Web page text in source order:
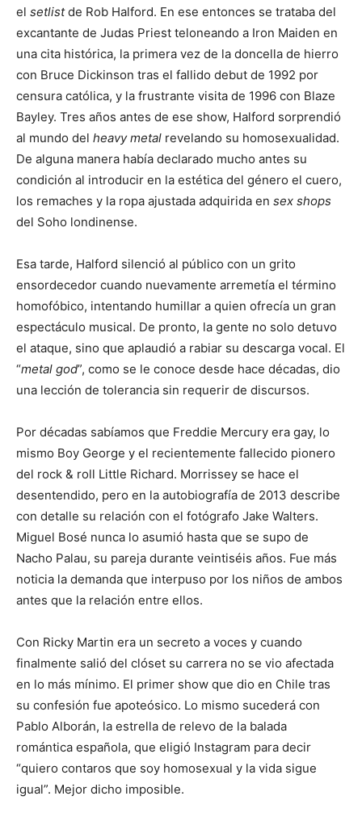
el setlistde Rob Halford. En ese entonces se trataba del
excantante de Judas Priest teloneando a Iron Maiden en
una cita histórica, la primera vez de la doncella de hierro
con Bruce Dickinson tras el fallido debut de 1992 por
censura católica, y la frustrante visita de 1996 con Blaze
Bayley. Tres años antes de ese show, Halford sorprendió
al mundo del heavy metal revelando su homosexualidad.
De alguna manera había declarado mucho antes su
condición al introducir en la estética del género el cuero,
los remaches y la ropa ajustada adquirida en sex shops
del Soho londinense.
Esa tarde, Halford silenció al público con un grito
ensordecedor cuando nuevamente arremetía el término
homofóbico, intentando humillar a quien ofrecía un gran
espectáculo musical. De pronto, la gente no solo detuvo
el ataque, sino que aplaudió a rabiar su descarga vocal. El
“metal god”, como se le conoce desde hace décadas, dio
una lección de tolerancia sin requerir de discursos.
Por décadas sabíamos que Freddie Mercury era gay, lo
mismo Boy George y el recientemente fallecido pionero
del rock & roll Little Richard. Morrissey se hace el
desentendido, pero en la autobiografía de 2013 describe
con detalle su relación con el fotógrafo Jake Walters.
Miguel Bosé nunca lo asumió hasta que se supo de
Nacho Palau, su pareja durante veintiséis años. Fue más
noticia la demanda que interpuso por los niños de ambos
antes que la relación entre ellos.
Con Ricky Martin era un secreto a voces y cuando
finalmente salió del clóset su carrera no se vio afectada
en lo más mínimo. El primer show que dio en Chile tras
su confesión fue apoteósico. Lo mismo sucederá con
Pablo Alborán, la estrella de relevo de la balada
romántica española, que eligió Instagram para decir
“quiero contaros que soy homosexual y la vida sigue
igual”. Mejor dicho imposible.